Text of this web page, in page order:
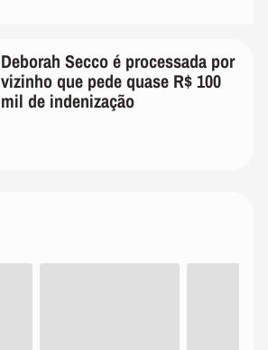
Deborah Secco é processada por
vizinho que pede quase R$ 100
mil de indenização